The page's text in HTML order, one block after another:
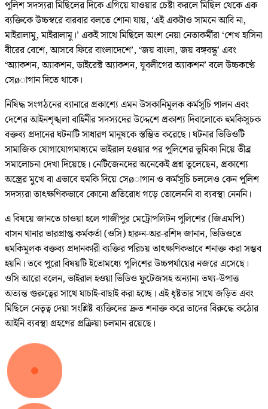
পুলিশ সদস্যরা মিছিলের দিকে এগিয়ে যাওয়ার চেষ্টা করলে মিছিল থেকে এক
ব্যক্তিকে উচ্চস্বরে বারবার বলতে শোনা যায়, ‘এই একটাও সামনে আবি না,
মাইরালামু, মাইরালামু।’ একই সাথে মিছিলে অংশ নেয়া নেতাকর্মীরা ‘শেখ হাসিনা
বীরের বেশে, আসবে ফিরে বাংলাদেশে’, ‘জয় বাংলা, জয় বঙ্গবন্ধু’ এবং
‘অ্যাকশন, অ্যাকশন, ডাইরেক্ট অ্যাকশন, যুবলীগের অ্যাকশন’ বলে উচ্চকণ্ঠে
সেøাগান দিতে থাকে।
নিষিদ্ধ সংগঠনের ব্যানারে প্রকাশ্যে এমন উসকানিমূলক কর্মসূচি পালন এবং
দেশের আইনশৃঙ্খলা বাহিনীর সদস্যদের উদ্দেশে প্রকাশ্য দিবালোকে হুমকিসূচক
বক্তব্য প্রদানের ঘটনাটি সাধারণ মানুষকে স্তম্ভিত করেছে। ঘটনার ভিডিওটি
সামাজিক যোগাযোগমাধ্যমে ভাইরাল হওয়ার পর পুলিশের ভূমিকা নিয়ে তীব্র
সমালোচনা দেখা দিয়েছে। নেটিজেনদের অনেকেই প্রশ্ন তুলেছেন, প্রকাশ্যে
অস্ত্রের মুখে বা এভাবে হুমকি দিয়ে সেøাগান ও কর্মসূচি চললেও কেন পুলিশ
সদস্যরা তাৎক্ষণিকভাবে কোনো প্রতিরোধ গড়ে তোলেননি বা ব্যবস্থা নেননি।
এ বিষয়ে জানতে চাওয়া হলে গাজীপুর মেট্রোপলিটন পুলিশের (জিএমপি)
বাসন থানার ভারপ্রাপ্ত কর্মকর্তা (ওসি) হারুন-অর-রশিদ জানান, ভিডিওতে
হুমকিমূলক বক্তব্য প্রদানকারী ব্যক্তির পরিচয় তাৎক্ষণিকভাবে শনাক্ত করা সম্ভব
হয়নি। তবে পুরো বিষয়টি ইতোমধ্যে পুলিশের উচ্চপর্যায়ের নজরে এসেছে।
ওসি আরো বলেন, ভাইরাল হওয়া ভিডিও ফুটেজসহ অন্যান্য তথ্য-উপাত্ত
অত্যন্ত গুরুত্বের সাথে যাচাই-বাছাই করা হচ্ছে। এই ধৃষ্টতার সাথে জড়িত এবং
মিছিলে নেতৃত্ব দেয়া সংশ্লিষ্ট ব্যক্তিদের দ্রুত শনাক্ত করে তাদের বিরুদ্ধে কঠোর
আইনি ব্যবস্থা গ্রহণের প্রক্রিয়া চলমান রয়েছে।